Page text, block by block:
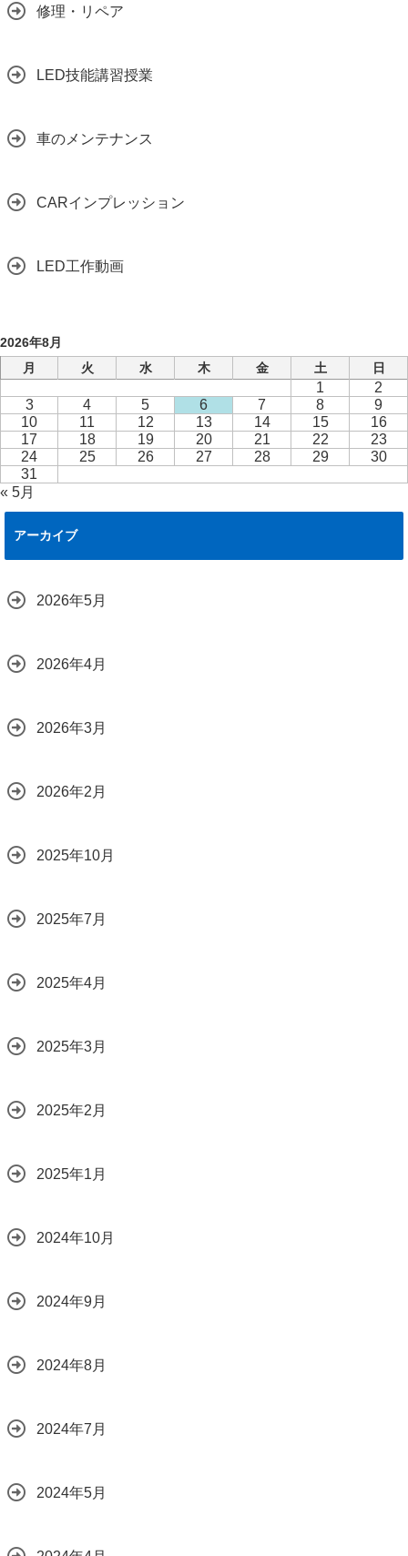
修理・リペア
LED技能講習授業
車のメンテナンス
CARインプレッション
LED工作動画
2026年8月
月
火 水 木 金 土 日
1
2
3
4 5 6 7 8
9
10
11 12 13 14 15
16
17
18 19 20 21 22
23
24
25 26 27 28 29
30
31
« 5月
アーカイブ
2026年5月
2026年4月
2026年3月
2026年2月
2025年10月
2025年7月
2025年4月
2025年3月
2025年2月
2025年1月
2024年10月
2024年9月
2024年8月
2024年7月
2024年5月